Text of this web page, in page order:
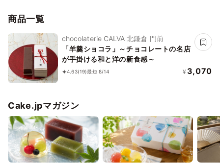
商品一覧
chocolaterie CALVA 北鎌倉 門前
「羊羹ショコラ」～チョコレートの名店
が手掛ける和と洋の新食感～
4.63(19)最短 8/14 ¥ 3,070
Cake.jpマガジン